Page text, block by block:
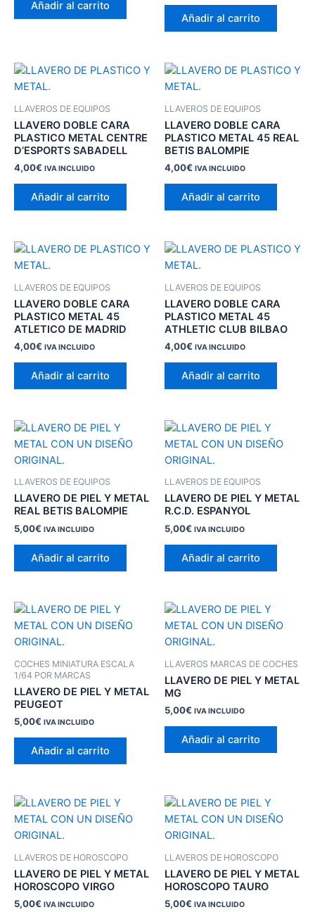
Añadir al carrito
Añadir al carrito
LLAVEROS DE EQUIPOS
LLAVERO DOBLE CARA
PLASTICO METAL CENTRE
D’ESPORTS SABADELL
4,00€ IVA INCLUIDO
Añadir al carrito
LLAVEROS DE EQUIPOS
LLAVERO DOBLE CARA
PLASTICO METAL 45 REAL
BETIS BALOMPIE
4,00€ IVA INCLUIDO
Añadir al carrito
LLAVEROS DE EQUIPOS
LLAVERO DOBLE CARA
PLASTICO METAL 45
ATLETICO DE MADRID
4,00€ IVA INCLUIDO
Añadir al carrito
LLAVEROS DE EQUIPOS
LLAVERO DOBLE CARA
PLASTICO METAL 45
ATHLETIC CLUB BILBAO
4,00€ IVA INCLUIDO
Añadir al carrito
LLAVEROS DE EQUIPOS
LLAVERO DE PIEL Y METAL
REAL BETIS BALOMPIE
5,00€ IVA INCLUIDO
Añadir al carrito
LLAVEROS DE EQUIPOS
LLAVERO DE PIEL Y METAL
R.C.D. ESPANYOL
5,00€ IVA INCLUIDO
Añadir al carrito
COCHES MINIATURA ESCALA
1/64 POR MARCAS
LLAVERO DE PIEL Y METAL
PEUGEOT
5,00€ IVA INCLUIDO
Añadir al carrito
LLAVEROS MARCAS DE COCHES
LLAVERO DE PIEL Y METAL
MG
5,00€ IVA INCLUIDO
Añadir al carrito
LLAVEROS DE HOROSCOPO
LLAVERO DE PIEL Y METAL
HOROSCOPO VIRGO
5,00€ IVA INCLUIDO
LLAVEROS DE HOROSCOPO
LLAVERO DE PIEL Y METAL
HOROSCOPO TAURO
5,00€ IVA INCLUIDO